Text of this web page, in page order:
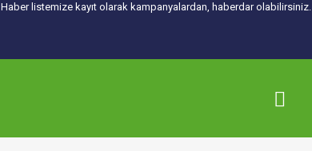
Haber listemize kayıt olarak kampanyalardan, haberdar olabilirsiniz.